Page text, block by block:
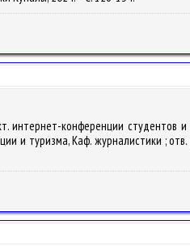
интернет-конференции студентов
и туризма, Каф. журналистики ;